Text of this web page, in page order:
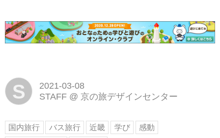
S
2021-03-08
STAFF @ 京の旅デザインセンター
国内旅行 バス旅行 近畿 学び
感動